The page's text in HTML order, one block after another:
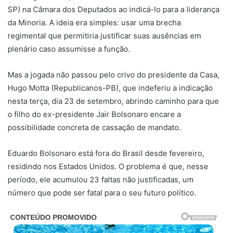
SP) na Câmara dos Deputados ao indicá-lo para a liderança
da Minoria. A ideia era simples: usar uma brecha
regimental que permitiria justificar suas ausências em
plenário caso assumisse a função.
Mas a jogada não passou pelo crivo do presidente da Casa,
Hugo Motta (Republicanos-PB), que indeferiu a indicação
nesta terça, dia 23 de setembro, abrindo caminho para que
o filho do ex-presidente Jair Bolsonaro encare a
possibilidade concreta de cassação de mandato.
Eduardo Bolsonaro está fora do Brasil desde fevereiro,
residindo nos Estados Unidos. O problema é que, nesse
período, ele acumulou 23 faltas não justificadas, um
número que pode ser fatal para o seu futuro político.